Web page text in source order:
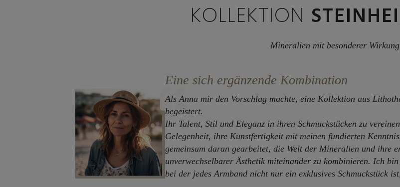
KOLLEKTION
Mineralien mit besonderer Wirkung
Eine sich ergänzende Kombination
Als Anna mir den Vorschlag machte, eine Kollektion aus
begeistert.
Ihr Talent, Stil und Eleganz in ihren Schmuckstücken zu
Gelegenheit, ihre Kunstfertigkeit mit meinen fundierten
gemeinsam daran gearbeitet, die Welt der Mineralien und ihre
unverwechselbarer Ästhetik miteinander zu kombinieren. Ich bin
bei der jedes Armband nicht nur ein exklusives Schmuckstück